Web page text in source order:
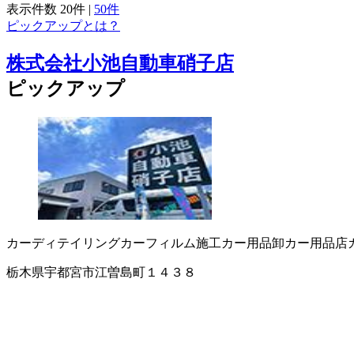
表示件数 20件 | 50件
ピックアップとは？
株式会社小池自動車硝子店
ピックアップ
カーディテイリングカーフィルム施工カー用品卸カー用品店
栃木県宇都宮市江曽島町１４３８